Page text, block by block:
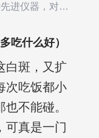
进仪器，对不
屑病、全身
吃什么好）
白斑，又扩
次吃饭都小
不能碰。
可真是一门